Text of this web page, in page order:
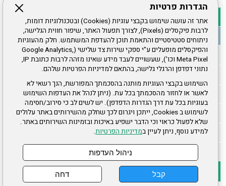
הגדרות פרטיות
אתר זה עושה שימוש בקבצי עוגיות (Cookies) ובטכנולוגיות דומות,
לרבות פיקסלים (Pixels), לצורך תפעול האתר, שיפור חווית הגלישה,
ניתוחים סטטיסטיים והתאמת תוכן להעדפת המשתמש. חלק מהעוגיות
והפיקסלים מופעלים ע"י ספקי שירות צד שלישי (Google Analytics,
Meta Pixel וכו'), שעשויים לעבד מידע שאינו מזהה לרבות כתובת IP,
נתוני דפדפן והרגלי גלישה, בהתאם למדיניות הפרטיות שלהם.
השימוש בקבצי העוגיות מותנה בהסכמתך המפורשת, הנך רשאי לא
לאשר או לחזור מהסכמתך בכל עת. (ניתן לנהל את העדפות השימוש
בעוגיות בכל עת דרך הגדרות הדפדפן). יש לשים לב כי סירוב/חסימה
לשימוש ב Cookies, ייתכן ויגרום לכך שחלק מהשירותים באתר עלולים
שלא לפעול כראוי וכי הדבר ישפיע באיכות ובזמינות השירותים באתר.
למידע נוסף, ניתן לעיין במדיניות הפרטיות.
קבל דחה
ניהול העדפות